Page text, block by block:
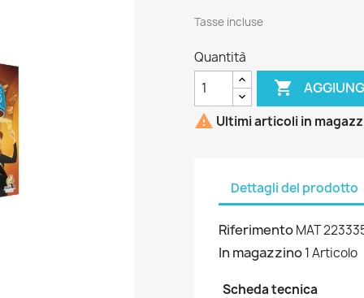
Tasse incluse
Quantità

 Ultimi articoli in
Dettagli del prodotto
RiferimentoMAT
In magazzino1 Articolo
Scheda tecnica